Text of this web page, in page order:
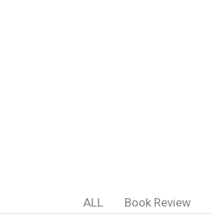
ALL Book Review